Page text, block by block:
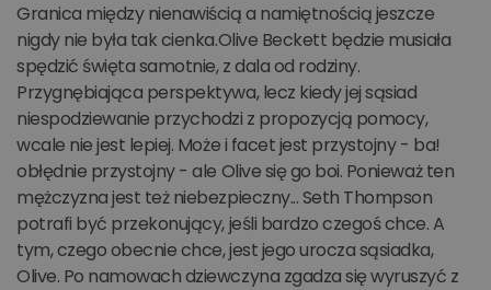
Granica między nienawiścią a namiętnością jeszcze
nigdy nie była tak cienka.Olive Beckett będzie musiała
spędzić święta samotnie, z dala od rodziny.
Przygnębiająca perspektywa, lecz kiedy jej sąsiad
niespodziewanie przychodzi z propozycją pomocy,
wcale nie jest lepiej. Może i facet jest przystojny - ba!
obłędnie przystojny - ale Olive się go boi. Ponieważ ten
mężczyzna jest też niebezpieczny... Seth Thompson
potrafi być przekonujący, jeśli bardzo czegoś chce. A
tym, czego obecnie chce, jest jego urocza sąsiadka,
Olive. Po namowach dziewczyna zgadza się wyruszyć z